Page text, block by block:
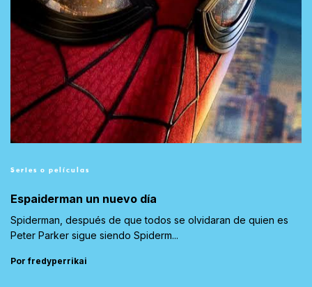
Series o películas
Espaiderman un nuevo día
Spiderman, después de que todos se olvidaran de quien es
Peter Parker sigue siendo Spiderm...
Por fredyperrikai